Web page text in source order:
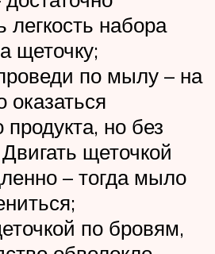
легкость набора
щеточку;
по мылу – на
оказаться
продукта, но без
щеточкой
– тогда мыло
по бровям,